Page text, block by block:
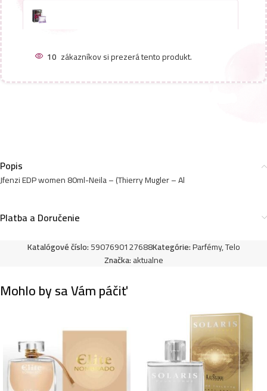
11,99€
10 zákazníkov si prezerá tento produkt.
Popis
Jfenzi EDP women 80ml-Neila – (Thierry Mugler – Al
Platba a Doručenie
Katalógové číslo:5907690127688Kategórie:Parfémy,Telo
Značka:aktualne
Mohlo by sa Vám páčiť